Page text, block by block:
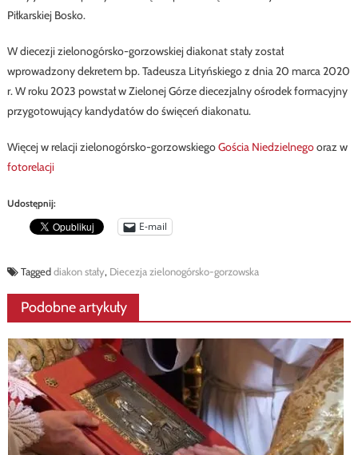
Piłkarskiej Bosko.
W diecezji zielonogórsko-gorzowskiej diakonat stały został
wprowadzony dekretem bp. Tadeusza Lityńskiego z dnia 20 marca 2020
r. W roku 2023 powstał w Zielonej Górze diecezjalny ośrodek formacyjny
przygotowujący kandydatów do święceń diakonatu.
Więcej w relacji zielonogórsko-gorzowskiegoGościa Niedzielnegooraz w
fotorelacji
Udostępnij:
E-mail
Taggeddiakon stały, Diecezja zielonogórsko-gorzowska
Podobne artykuły